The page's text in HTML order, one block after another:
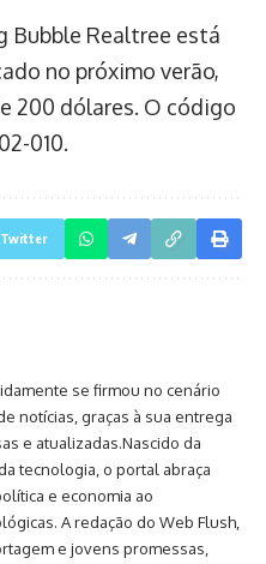
Bubble Realtree está
no próximo verão,
200 dólares. O código
010.
Twitter
se firmou no cenário
notícias, graças à sua entrega
e atualizadas.Nascido da
tecnologia, o portal abraça
e economia ao
A redação do Web Flush,
e jovens promessas,